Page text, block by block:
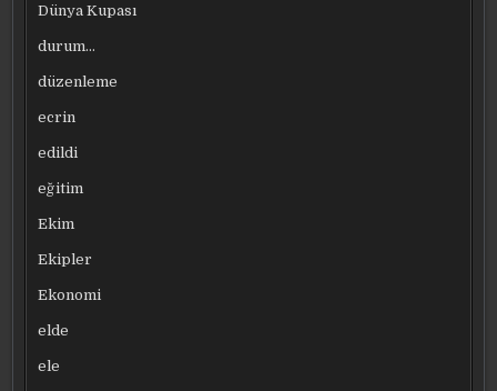
Dünya Kupası
durum…
düzenleme
ecrin
edildi
eğitim
Ekim
Ekipler
Ekonomi
elde
ele